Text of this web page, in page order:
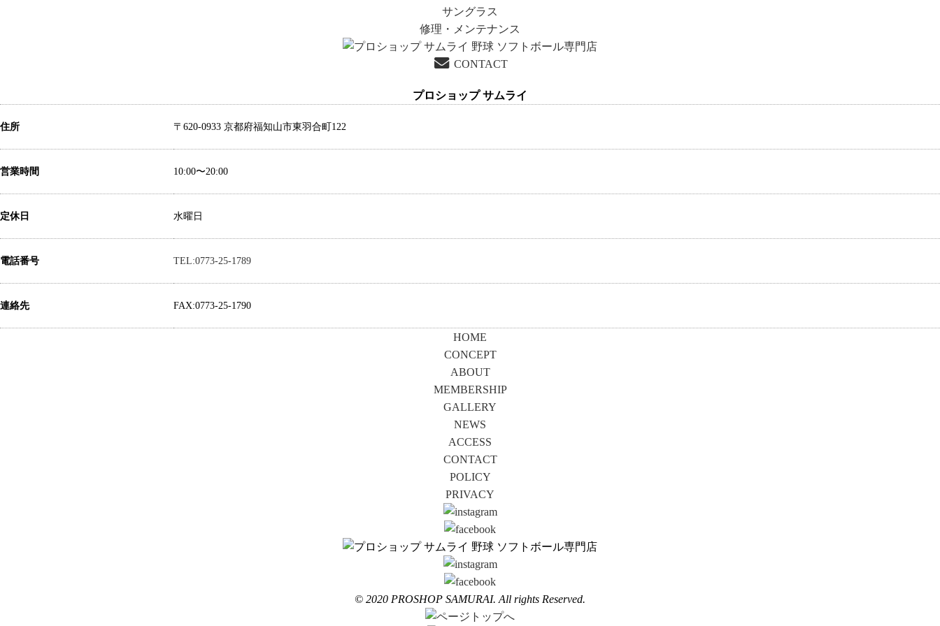
サングラス
修理・メンテナンス
CONTACT
プロショップ サムライ
住所 〒620-0933 京都府福知山市東羽合町122
営業時間 10:00〜20:00
定休日 水曜日
電話番号 TEL:0773-25-1789
連絡先 FAX:0773-25-1790
HOME
CONCEPT
ABOUT
MEMBERSHIP
GALLERY
NEWS
ACCESS
CONTACT
POLICY
PRIVACY
© 2020 PROSHOP SAMURAI. All rights Reserved.